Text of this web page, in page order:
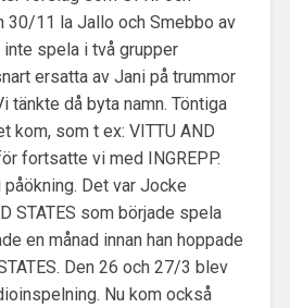
30/11 la Jallo och Smebbo av
spela i två grupper
ersatta av Jani på trummor
tänkte då byta namn. Töntiga
kom, som t ex: VITTU AND
fortsatte vi med INGREPP.
Det var Jocke
STATES som började spela
en månad innan han hoppade
Den 26 och 27/3 blev
Nu kom också